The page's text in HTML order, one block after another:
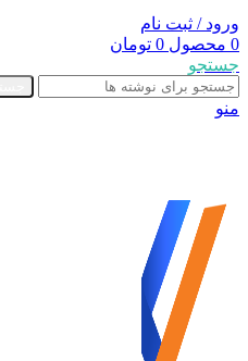
ورود / ثبت نام
0 محصول 0 تومان
جستجو
منو